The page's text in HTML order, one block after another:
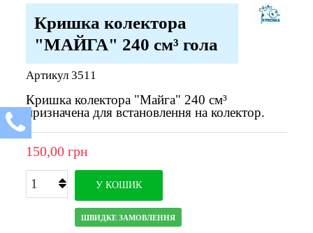
Кришка колектора
"МАЙГА" 240 см³ гола
Артикул 3511
Кришка колектора "Майга" 240 см³
призначена для встановлення на колектор.
150,00 грн
У КОШИК
ШВИДКЕ ЗАМОВЛЕННЯ